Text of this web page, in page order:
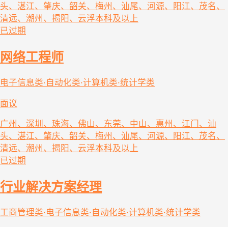
头、湛江、肇庆、韶关、梅州、汕尾、河源、阳江、茂名、
清远、潮州、揭阳、云浮本科及以上
已过期
网络工程师
电子信息类·自动化类·计算机类·统计学类
面议
广州、深圳、珠海、佛山、东莞、中山、惠州、江门、汕
头、湛江、肇庆、韶关、梅州、汕尾、河源、阳江、茂名、
清远、潮州、揭阳、云浮本科及以上
已过期
行业解决方案经理
工商管理类·电子信息类·自动化类·计算机类·统计学类